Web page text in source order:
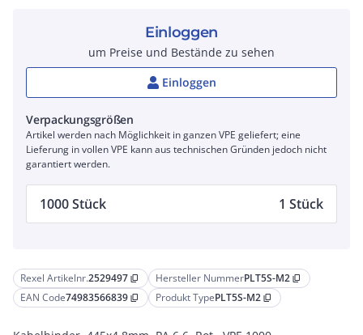
Rexel Artikelnr.2529497 content_copy Hersteller NummerPLT5S-M2 content_copy
EAN Code74983566839 content_copy Produkt TypePLT5S-M2 content_copy
Einloggen
um Preise und Bestände zu sehen
Einloggen
Verpackungsgrößen
Artikel werden nach Möglichkeit in ganzen VPE geliefert; eine
Lieferung in vollen VPE kann aus technischen Gründen jedoch nicht
garantiert werden.
1000 Stück 1 Stück